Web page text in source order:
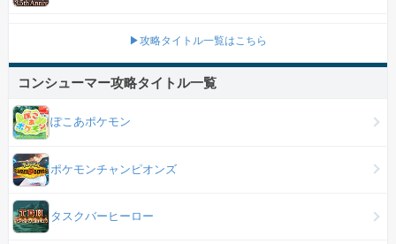
▶攻略タイトル一覧はこちら
コンシューマー攻略タイトル一覧
ぽこあポケモン
ポケモンチャンピオンズ
タスクバーヒーロー